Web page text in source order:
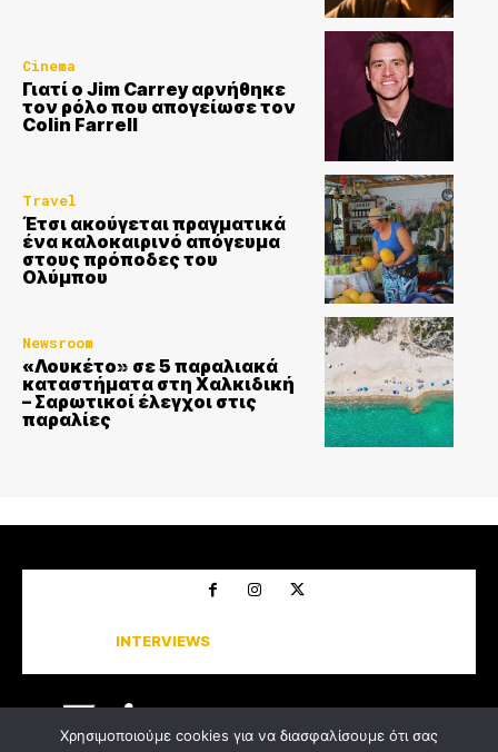
Cinema
Γιατί ο Jim Carrey αρνήθηκε
τον ρόλο που απογείωσε τον
Colin Farrell
Travel
Έτσι ακούγεται πραγματικά
ένα καλοκαιρινό απόγευμα
στους πρόποδες του
Ολύμπου
Newsroom
«Λουκέτο» σε 5 παραλιακά
καταστήματα στη Χαλκιδική
– Σαρωτικοί έλεγχοι στις
παραλίες
INTERVIEWS
Χρησιμοποιούμε cookies για να διασφαλίσουμε ότι σας